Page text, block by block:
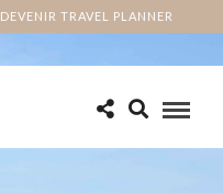
DEVENIR TRAVEL PLANNER